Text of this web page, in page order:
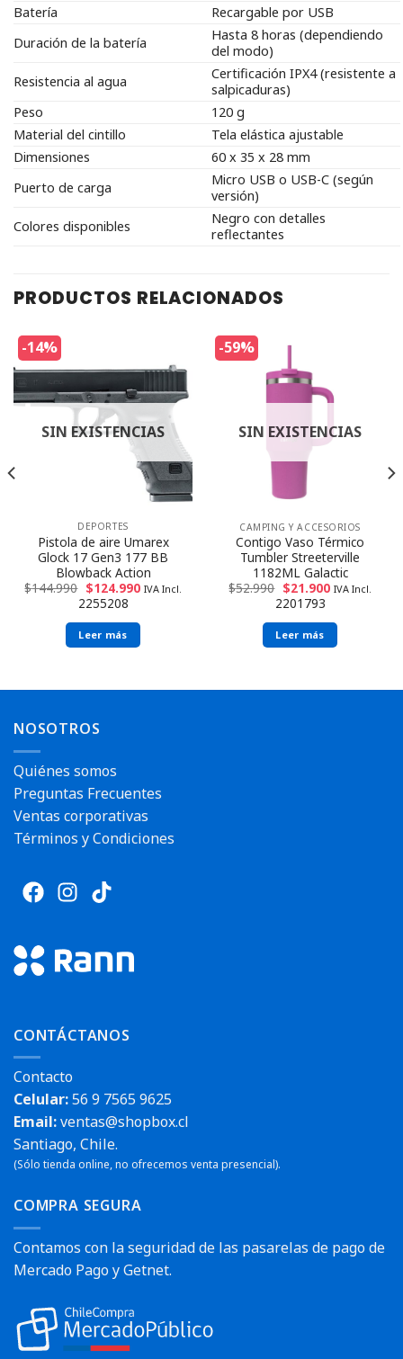
Batería
Recargable por USB
Duración de la batería
Hasta 8 horas (dependiendo
del modo)
Resistencia al agua
Certificación IPX4 (resistente a
salpicaduras)
Peso
120 g
Material del cintillo
Tela elástica ajustable
Dimensiones
60 x 35 x 28 mm
Puerto de carga
Micro USB o USB-C (según
versión)
Colores disponibles
Negro con detalles
reflectantes
PRODUCTOS RELACIONADOS
-14%
SIN EXISTENCIAS
DEPORTES
Pistola de aire Umarex
Glock 17 Gen3 177 BB
Blowback Action
$144.990 $124.990 IVA Incl.
2255208
Leer más
-59%
SIN EXISTENCIAS
CAMPING Y ACCESORIOS
Contigo Vaso Térmico
Tumbler Streeterville
1182ML Galactic
$52.990 $21.900 IVA Incl.
2201793
Leer más
NOSOTROS
Quiénes somos
Preguntas Frecuentes
Ventas corporativas
Términos y Condiciones
CONTÁCTANOS
Contacto
Celular:56 9 7565 9625
Email:ventas@shopbox.cl
Santiago, Chile.
(Sólo tienda online, no ofrecemos venta presencial).
COMPRA SEGURA
Contamos con la seguridad de las pasarelas de pago de
Mercado Pago y Getnet.